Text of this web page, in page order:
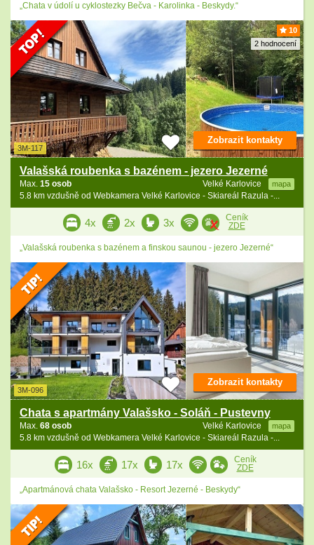
„Chata v údolí u cyklostezky Bečva - Karolinka - Beskydy.“
10
2 hodnocení
3M-117
Valašská roubenka s bazénem - jezero Jezerné
Velké Karlovice mapa
Max. 15 osob
5.8 km vzdušně od Webkamera Velké Karlovice - Skiareál Razula -...
Zobrazit kontakty
4x 2x 3x
Ceník
ZDE
„Valašská roubenka s bazénem a finskou saunou - jezero Jezerné“
3M-096
Chata s apartmány Valašsko - Soláň - Pustevny
Velké Karlovice mapa
Max. 68 osob
5.8 km vzdušně od Webkamera Velké Karlovice - Skiareál Razula -...
Zobrazit kontakty
16x 17x 17x
Ceník
ZDE
„Apartmánová chata Valašsko - Resort Jezerné - Beskydy“